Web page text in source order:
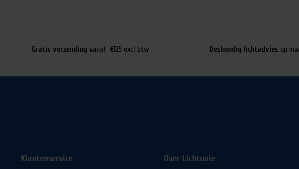
Gratis verzending vanaf €125 excl btw Deskundig lichtadvies op
Klantenservice Over Lichtunie